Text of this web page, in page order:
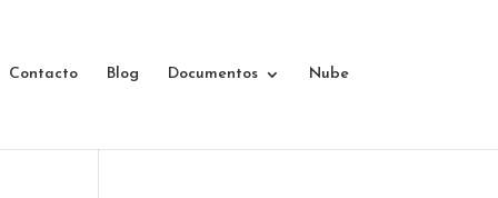
Contacto Blog Documentos Nube